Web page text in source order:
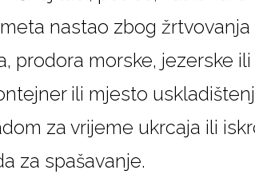
nastao zbog
prodora morske, jezerske
ili mjesto
za vrijeme ukrcaja ili
za spašavanje.